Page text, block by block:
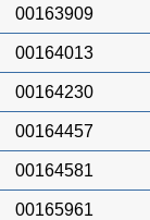
00163909
00164013
00164230
00164457
00164581
00165961